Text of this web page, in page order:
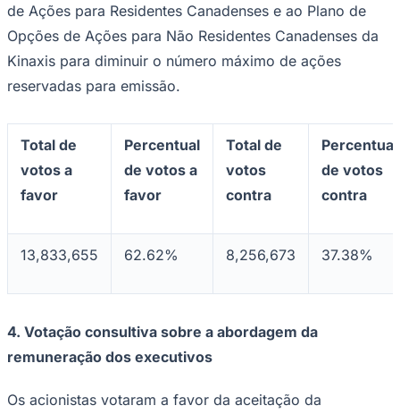
Palmeiras
de Ações para Residentes Canadenses e ao Plano de
Opções de Ações para Não Residentes Canadenses da
Kinaxis para diminuir o número máximo de ações
reservadas para emissão.
Total de
votos a
favor
Percentual
de votos a
favor
Total de
votos
contra
Percentual
de votos
contra
13,833,655 62.62% 8,256,673 37.38%
4. Votação consultiva sobre a abordagem da
remuneração dos executivos
Os acionistas votaram a favor da aceitação da